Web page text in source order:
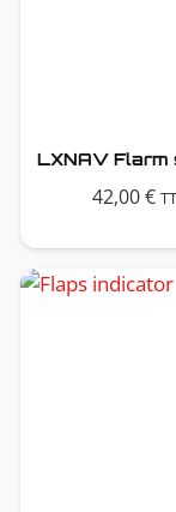
LXNAV Flarm
42,00€